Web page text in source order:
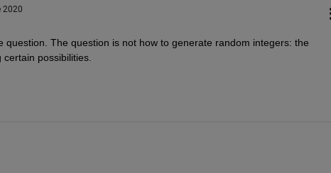
2020
question. The question is not how to generate random integers: the
possibilities.